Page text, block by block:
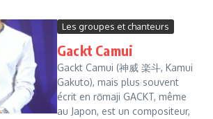
Les groupes et chanteurs
Gackt Camui
Gackt Camui (神威 楽斗, Kamui
Gakuto), mais plus souvent
écrit en rōmaji GACKT, même
au Japon, est un compositeur,